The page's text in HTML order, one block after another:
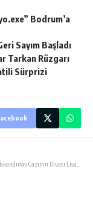
Bodrum’a
Sayım Başladı
Tarkan Rüzgarı
Sürprizi
İskandinav Cazının Divası Lisa Ekdahl, İş Sanat’taydı!